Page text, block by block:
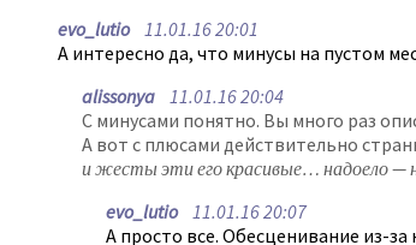
evo_lutio11.01.16 20:01
А интересно да, что минусы на пустом
alissonya 11.01.16 20:04
С минусами понятно. Вы много раз
А вот с плюсами действительно
и жесты эти его красивые… надоело —
evo_lutio11.01.16 20:07
А просто все. Обесценивание из-за